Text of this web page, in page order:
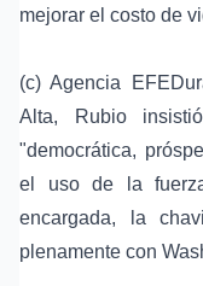
mejorar el costo de
(c) Agencia
Alta, Rubio
"democrática,
el uso de la
encargada, la
plenamente con